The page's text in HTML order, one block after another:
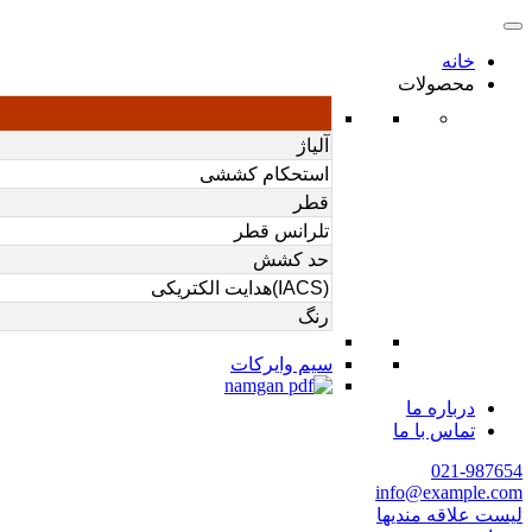
خانه
محصولات
آلیاژ
استحکام کششی
قطر
تلرانس قطر
حد کشش
(IACS)هدایت الکتریکی
رنگ
سیم وایرکات
درباره ما
تماس با ما
021-987654
info@example.com
لیست علاقه مندیها